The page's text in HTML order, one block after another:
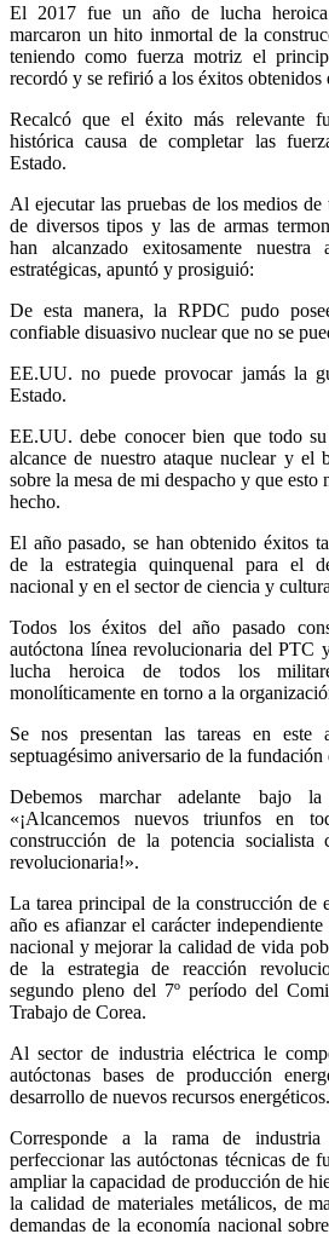
El 2017 fue un año de lucha
marcaron un hito inmortal de la
teniendo como fuerza motriz el
recordó y se refirió a los éxitos obtenidos
Recalcó que el éxito más relevante
histórica causa de completar las
Estado.
Al ejecutar las pruebas de los medios de
de diversos tipos y las de armas
han alcanzado exitosamente
estratégicas, apuntó y prosiguió:
De esta manera, la RPDC pudo
confiable disuasivo nuclear que no se
EE.UU. no puede provocar jamás la
Estado.
EE.UU. debe conocer bien que todo
alcance de nuestro ataque nuclear y el
sobre la mesa de mi despacho y que esto
hecho.
El año pasado, se han obtenido éxitos
de la estrategia quinquenal para el
nacional y en el sector de ciencia y
Todos los éxitos del año pasado
autóctona línea revolucionaria del PTC
lucha heroica de todos los
monolíticamente en torno a la
Se nos presentan las tareas en
septuagésimo aniversario de la
Debemos marchar adelante bajo la
«¡Alcancemos nuevos triunfos en
construcción de la potencia socialista
revolucionaria!».
La tarea principal de la construcción de
año es afianzar el carácter
nacional y mejorar la calidad de vida
de la estrategia de reacción
segundo pleno del 7º período del
Trabajo de Corea.
Al sector de industria eléctrica le
autóctonas bases de producción
desarrollo de nuevos recursos energéticos.
Corresponde a la rama de
perfeccionar las autóctonas técnicas de
ampliar la capacidad de producción de
la calidad de materiales metálicos, de
demandas de la economía nacional